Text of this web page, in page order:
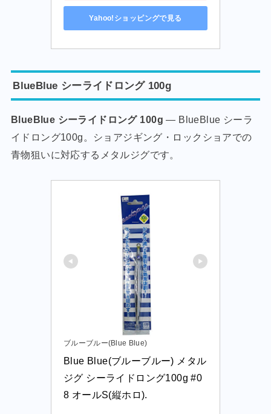
Yahoo!ショッピングで見る
BlueBlue シーライドロング 100g
BlueBlue シーライドロング 100g — BlueBlue シーラ
イドロング100g。ショアジギング・ロックショアでの
青物狙いに対応するメタルジグです。
ブルーブルー(Blue Blue)
Blue Blue(ブルーブルー) メタル
ジグ シーライドロング100g #0
8 オールS(縦ホロ).